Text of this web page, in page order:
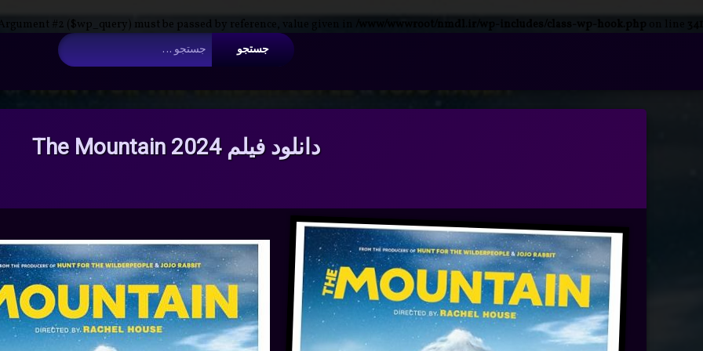
#2 ($wp_query) must be passed by reference, value given in /www/wwwroot/nmdl.ir/wp-includes/class-wp-hook.php
جستجو برای:
دانلود فیلم 2024 The Mountain